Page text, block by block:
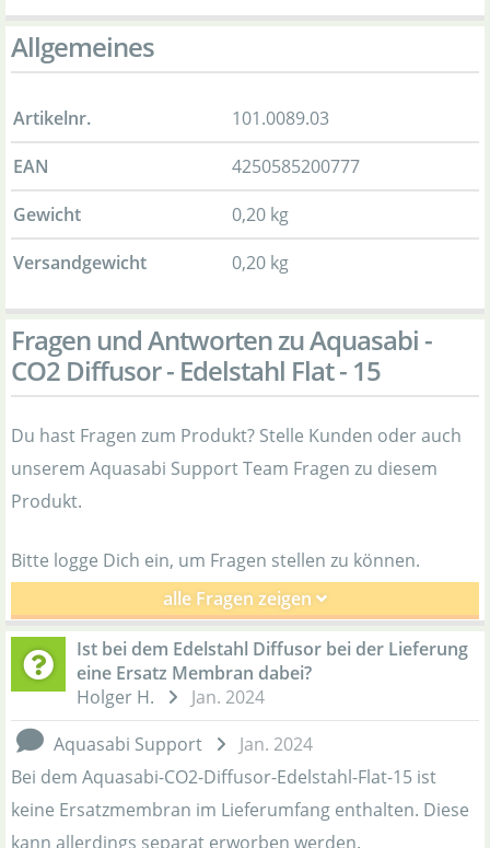
Allgemeines
Artikelnr.
101.0089.03
EAN
4250585200777
Gewicht
0,20 kg
Versandgewicht
0,20 kg
Fragen und Antworten zu Aquasabi -
CO2 Diffusor - Edelstahl Flat - 15
Du hast Fragen zum Produkt? Stelle Kunden oder auch
unserem Aquasabi Support Team Fragen zu diesem
Produkt.
Bitte logge Dich ein, um Fragen stellen zu können.
alle Fragen zeigen
Ist bei dem Edelstahl Diffusor bei der Lieferung
eine Ersatz Membran dabei?
Holger H.
Jan. 2024
Aquasabi Support
Jan. 2024
Bei dem Aquasabi-CO2-Diffusor-Edelstahl-Flat-15 ist
keine Ersatzmembran im Lieferumfang enthalten. Diese
kann allerdings separat erworben werden.